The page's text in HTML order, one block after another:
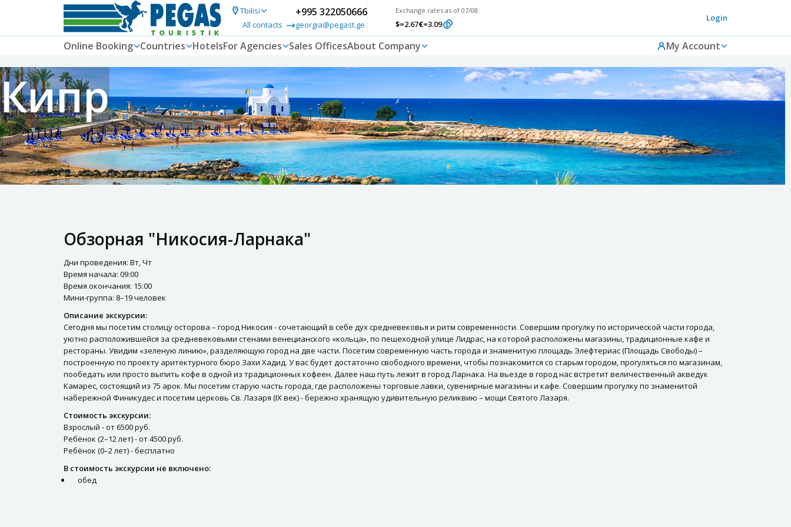
Tbilisi
All contacts
+995 322050666
georgia@pegast.ge
Exchange rates as of 07/08:
$=2.67€=3.09
Login
Online Booking Countries HotelsFor Agencies Sales OfficesAbout Company My Account
Кипр
Обзорная "Никосия-Ларнака"
Дни проведения: Вт, Чт
Время начала: 09:00
Время окончания: 15:00
Мини-группа: 8–19 человек
Описание экскурсии:
Сегодня мы посетим столицу осторова – город Никосия - сочетающий в себе дух средневековья и ритм современности. Совершим прогулку по исторической части города,
уютно расположившейся за средневековыми стенами венецианского «кольца», по пешеходной улице Лидрас, на которой расположены магазины, традиционные кафе и
рестораны. Увидим «зеленую линию», разделяющую город на две части. Посетим современную часть города и знаменитую площадь Элефтериас (Площадь Свободы) –
построенную по проекту аритектурного бюро Захи Хадид. У вас будет достаточно свободного времени, чтобы познакомится со старым городом, прогуляться по магазинам,
пообедать или просто выпить кофе в одной из традиционных кофеен. Далее наш путь лежит в город Ларнака. На вьезде в город нас встретит величественный акведук
Камарес, состоящий из 75 арок. Мы посетим старую часть города, где расположены торговые лавки, сувенирные магазины и кафе. Совершим прогулку по знаменитой
набережной Финикудес и посетим церковь Св. Лазаря (IX век) - бережно хранящую удивительную реликвию – мощи Святого Лазаря.
Стоимость экскурсии:
Взрослый - от 6500 руб.
Ребёнок (2–12 лет) - от 4500 руб.
Ребёнок (0–2 лет) - бесплатно
В стоимость экскурсии не включено:
обед